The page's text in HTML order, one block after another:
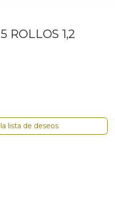
ROLLOS 1,2
lista de deseos